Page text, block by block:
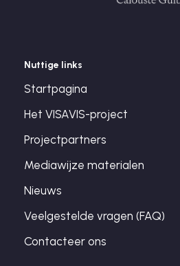
Nuttige links
Startpagina
Het VISAVIS-project
Projectpartners
Mediawijze materialen
Nieuws
Veelgestelde vragen (FAQ)
Contacteer ons